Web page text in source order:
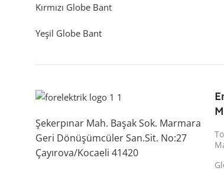
Kırmızı Globe Bant
Yeşil Globe Bant
Şekerpınar Mah. Başak Sok. Marmara
Geri Dönüşümcüler San.Sit. No:27
Çayırova/Kocaeli 41420